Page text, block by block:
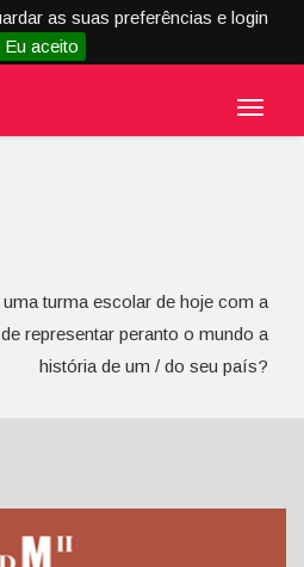
as suas preferências e login
Eu aceito
Menu
turma escolar de hoje com a
representar peranto o mundo a
história de um / do seu país?